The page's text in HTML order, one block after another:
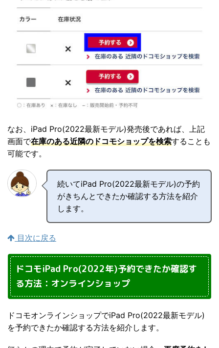
なお、iPad Pro(2022最新モデル)発売後であれば、上記
画面で在庫のある近隣のドコモショップを検索することも
可能です。
続いてiPad Pro(2022最新モデル)の予約
がきちんとできたか確認する方法を紹介
します。
目次に戻る
ドコモiPad Pro(2022年)予約できたか確認す
る方法：オンラインショップ
ドコモオンラインショップでiPad Pro(2022最新モデル)
を予約できたか確認する方法を紹介します。